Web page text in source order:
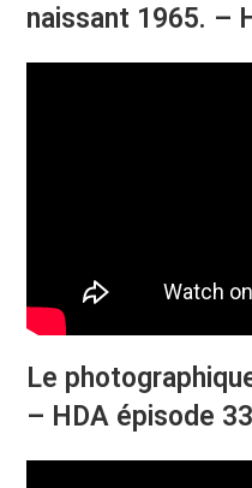
naissant 1965. –
Le
– HDA épisode